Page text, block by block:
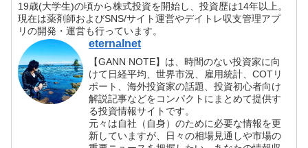
19歳(大学生)の頃から株式投資を開始し、投資歴は14年以上。
現在は薬剤師およびSNS/サイト運営やデイトレ収支管理アプ
リの開発・運営も行っています。
eternalnet
【GANN NOTE】は、時間のない投資家に向
けて日経平均、世界市況、雇用統計、COTリ
ポート、海外投資家の話題、投資初心者向け
解説記事などをコンパクトにまとめて提供す
る投資情報サイトです。
元々は自社（自身）のために必要な情報を更
新していますが、日々の相場見通しや市場の